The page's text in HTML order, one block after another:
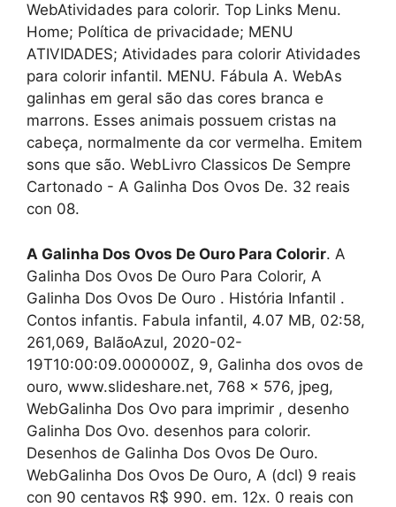
WebAtividades para colorir. Top Links Menu.
Home; Política de privacidade; MENU
ATIVIDADES; Atividades para colorir Atividades
para colorir infantil. MENU. Fábula A. WebAs
galinhas em geral são das cores branca e
marrons. Esses animais possuem cristas na
cabeça, normalmente da cor vermelha. Emitem
sons que são. WebLivro Classicos De Sempre
Cartonado - A Galinha Dos Ovos De. 32 reais
con 08.
A Galinha Dos Ovos De Ouro Para Colorir. A
Galinha Dos Ovos De Ouro Para Colorir, A
Galinha Dos Ovos De Ouro . História Infantil .
Contos infantis. Fabula infantil, 4.07 MB, 02:58,
261,069, BalãoAzul, 2020-02-
19T10:00:09.000000Z, 9, Galinha dos ovos de
ouro, www.slideshare.net, 768 x 576, jpeg,
WebGalinha Dos Ovo para imprimir , desenho
Galinha Dos Ovo. desenhos para colorir.
Desenhos de Galinha Dos Ovos De Ouro.
WebGalinha Dos Ovos De Ouro, A (dcl) 9 reais
con 90 centavos R$ 990. em. 12x. 0 reais con